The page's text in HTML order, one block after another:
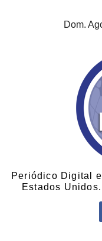
Dom.
Periódico Digital
Estados